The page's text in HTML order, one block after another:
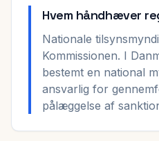
Hvem håndhæver
Nationale
Kommissionen. I
bestemt en national
ansvarlig for
pålæggelse af